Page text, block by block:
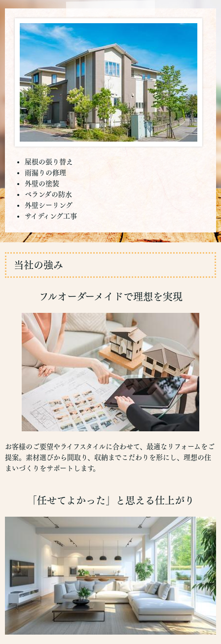
屋根の張り替え
雨漏りの修理
外壁の塗装
ベランダの防水
外壁シーリング
サイディング工事
当社の強み
フルオーダーメイドで理想を実現
お客様のご要望やライフスタイルに合わせて、最適なリフォームをご
提案。素材選びから間取り、収納までこだわりを形にし、理想の住
まいづくりをサポートします。
「任せてよかった」と思える仕上がり